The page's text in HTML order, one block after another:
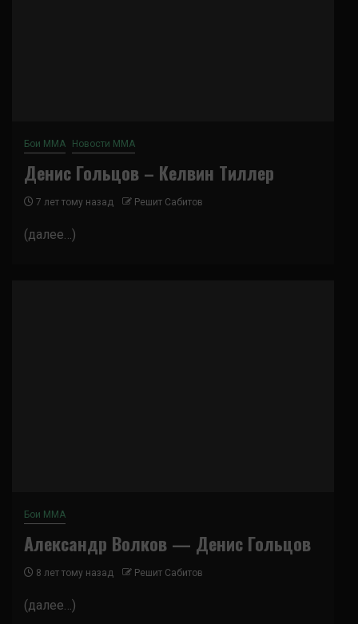
Бои ММА Новости ММА
Денис Гольцов – Келвин Тиллер
7 лет тому назад Решит Сабитов
(далее…)
Бои ММА
Александр Волков — Денис Гольцов
8 лет тому назад Решит Сабитов
(далее…)